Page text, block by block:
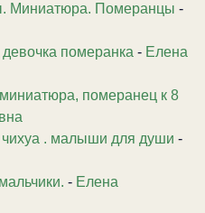
Миниатюра. Померанцы -
померанка - Елена
померанец к 8
. малыши для души -
- Елена